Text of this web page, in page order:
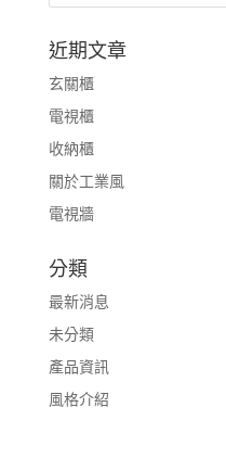
近期文章
玄關櫃
電視櫃
收納櫃
關於工業風
電視牆
分類
最新消息
未分類
產品資訊
風格介紹